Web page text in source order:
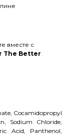
вместе с
The Better
Cocamidopropyl
Sodium Chloride,
Acid, Panthenol,